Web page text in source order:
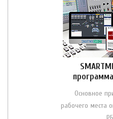
Основное
рабочего места